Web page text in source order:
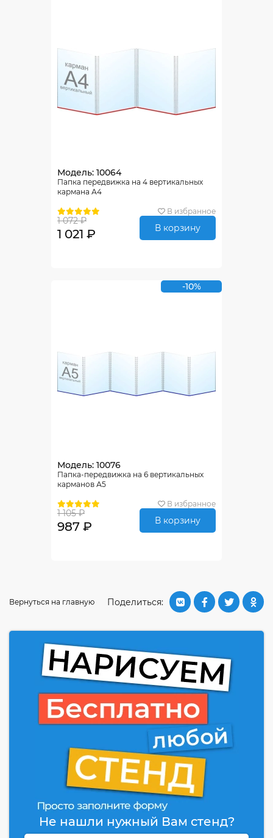
Модель: 10064
Папка передвижка на 4 вертикальных
кармана А4
В избранное
1 072 ₽
1 021 ₽ В корзину
-10%
Модель: 10076
Папка-передвижка на 6 вертикальных
карманов А5
В избранное
1 105 ₽
987 ₽ В корзину
Поделиться:
Вернуться на главную
Не нашли нужный Вам стенд?